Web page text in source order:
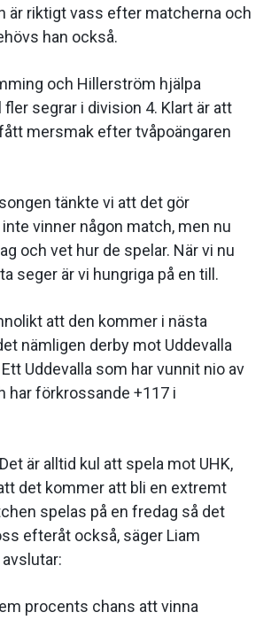
är riktigt vass efter matcherna och
han också.
och Hillerström hjälpa
segrar i division 4. Klart är att
mersmak efter tvåpoängaren
tänkte vi att det gör
vinner någon match, men nu
och vet hur de spelar. När vi nu
seger är vi hungriga på en till.
att den kommer i nästa
nämligen derby mot Uddevalla
Uddevalla som har vunnit nio av
har förkrossande +117 i
är alltid kul att spela mot UHK,
det kommer att bli en extremt
spelas på en fredag så det
efteråt också, säger Liam
procents chans att vinna